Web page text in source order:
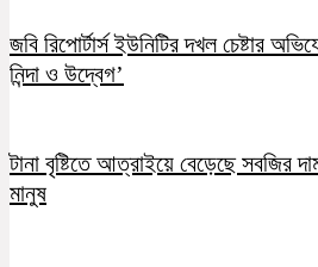
জবি রিপোর্টার্স ইউনিটির দখল চেষ্টার
নিন্দা ও উদ্বেগ’
টানা বৃষ্টিতে আত্রাইয়ে বেড়েছে সবজির
মানুষ